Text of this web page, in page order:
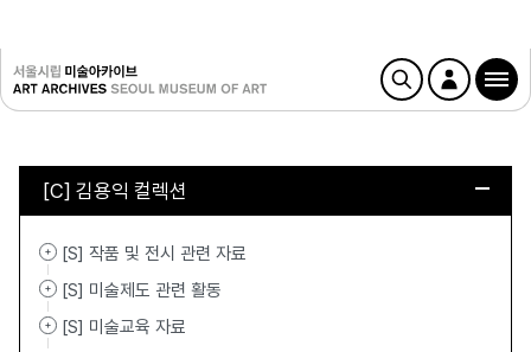
[C] 김용익 컬렉션
[S] 작품 및 전시 관련 자료
[S] 미술제도 관련 활동
[S] 미술교육 자료